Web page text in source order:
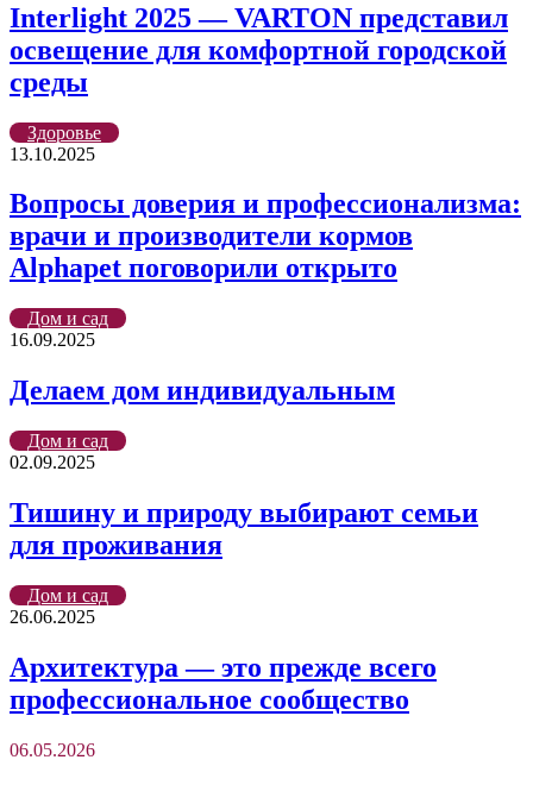
Interlight 2025 — VARTON представил
освещение для комфортной городской
среды
Здоровье
13.10.2025
Вопросы доверия и профессионализма:
врачи и производители кормов
Alphapet поговорили открыто
Дом и сад
16.09.2025
Делаем дом индивидуальным
Дом и сад
02.09.2025
Тишину и природу выбирают семьи
для проживания
Дом и сад
26.06.2025
Архитектура — это прежде всего
профессиональное сообщество
06.05.2026